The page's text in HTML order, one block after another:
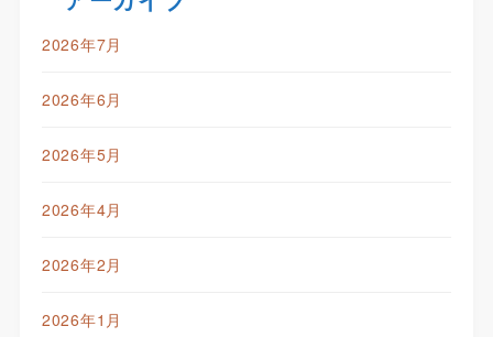
2026年7月
2026年6月
2026年5月
2026年4月
2026年2月
2026年1月